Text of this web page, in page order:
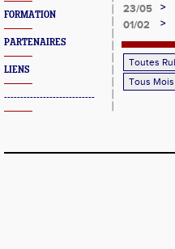
FORMATION
PARTENAIRES
LIENS
----------------------------
23/05
>
01/02
>